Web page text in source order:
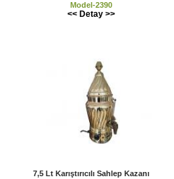
Model-2390
<< Detay >>
7,5 Lt Karıştırıcılı Sahlep Kazanı